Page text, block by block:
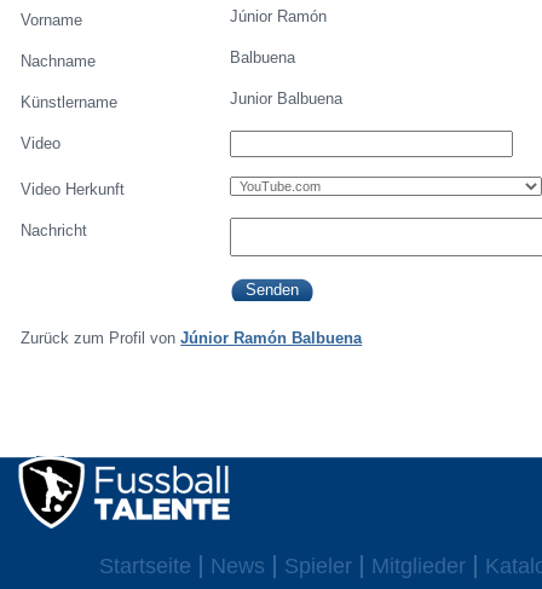
Vorname Júnior Ramón
Nachname Balbuena
Künstlername Junior Balbuena
Video
Video Herkunft
Nachricht
Zurück zum Profil vonJúnior Ramón Balbuena
Startseite News Spieler Mitglieder